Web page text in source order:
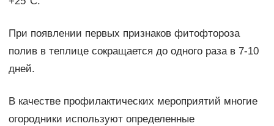
При появлении первых признаков фитофтороза
полив в теплице сокращается до одного раза в 7-10
дней.
В качестве профилактических мероприятий многие
огородники используют определенные